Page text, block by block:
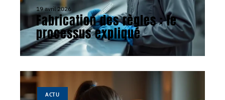
19 avril 2026
Fabrication des règles : le
processus expliqué
ACTU